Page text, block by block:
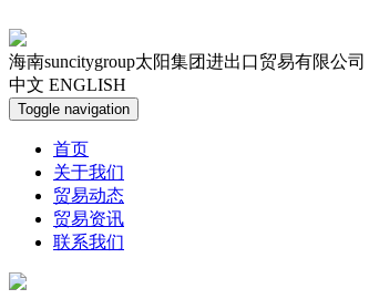
海南suncitygroup太阳集团进出口贸易有限公司
中文 ENGLISH
Toggle navigation
首页
关于我们
贸易动态
贸易资讯
联系我们